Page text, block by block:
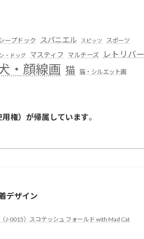
ープドック スパニエル スピッツ スポーツ
・ドッグ マスティフ マルチーズ レトリバー
・顔線画 猫 猫・シルエット画
権）が帰属しています。
デザイン
（J-0015）スコテッシュ フォールド with Mad Cat